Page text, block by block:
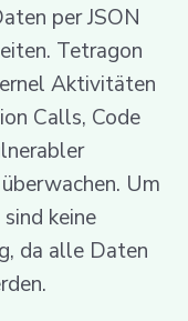
per JSON
Tetragon
Aktivitäten
Calls, Code
Um
keine
da alle Daten